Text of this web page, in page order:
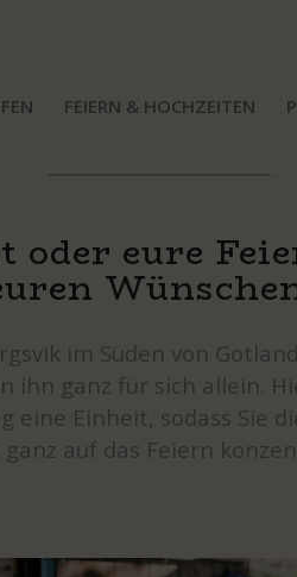
FEIERN & HOCHZEITEN
oder eure
im Süden von
ihn ganz für sich allein.
eine Einheit, sodass Sie
ganz auf das Feiern